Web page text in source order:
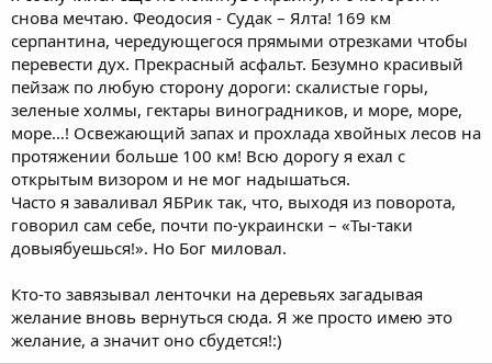
снова мечтаю. Феодосия - Судак – Ялта! 169 км
серпантина, чередующегося прямыми отрезками чтобы
перевести дух. Прекрасный асфальт. Безумно красивый
пейзаж по любую сторону дороги: скалистые горы,
зеленые холмы, гектары виноградников, и море, море,
море…! Освежающий запах и прохлада хвойных лесов на
протяжении больше 100 км! Всю дорогу я ехал с
открытым визором и не мог надышаться.
Часто я заваливал ЯБРик так, что, выходя из поворота,
говорил сам себе, почти по-украински – «Ты-таки
довыябуешься!». Но Бог миловал.
Кто-то завязывал ленточки на деревьях загадывая
желание вновь вернуться сюда. Я же просто имею это
желание, а значит оно сбудется!:)